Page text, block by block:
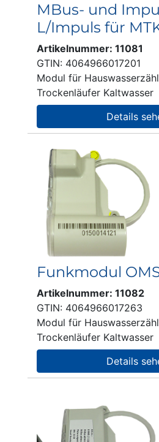
MBus- und
L/Impuls für
Artikelnummer: 11081
GTIN: 4064966017201
Modul für
Trockenläufer Kaltwasser
Details
Funkmodul
Artikelnummer: 11082
GTIN: 4064966017263
Modul für
Trockenläufer Kaltwasser
Details